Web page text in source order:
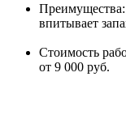
Преимущества:
впитывает
Стоимость
от 9 000 руб.